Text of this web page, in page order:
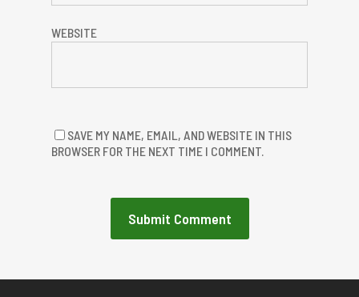
WEBSITE
SAVE MY NAME, EMAIL, AND WEBSITE IN THIS
BROWSER FOR THE NEXT TIME I COMMENT.